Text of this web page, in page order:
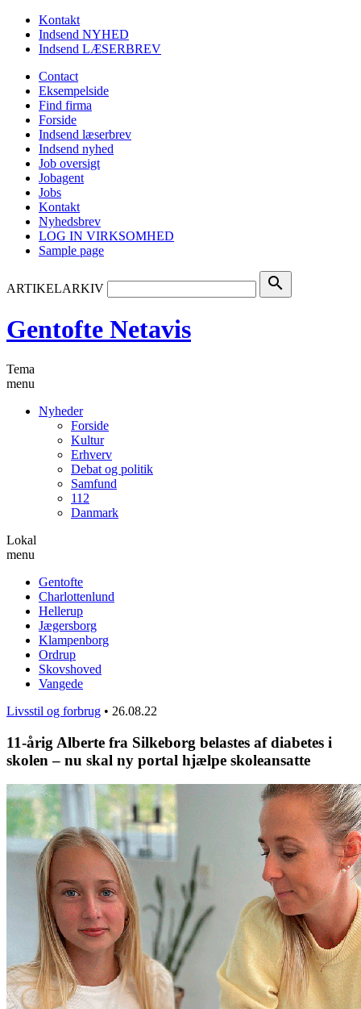
Kontakt
Indsend NYHED
Indsend LÆSERBREV
Contact
Eksempelside
Find firma
Forside
Indsend læserbrev
Indsend nyhed
Job oversigt
Jobagent
Jobs
Kontakt
Nyhedsbrev
LOG IN VIRKSOMHED
Sample page
ARTIKELARKIV search
Gentofte Netavis
Tema
menu
Nyheder
Forside
Kultur
Erhverv
Debat og politik
Samfund
112
Danmark
Lokal
menu
Gentofte
Charlottenlund
Hellerup
Jægersborg
Klampenborg
Ordrup
Skovshoved
Vangede
Livsstil og forbrug • 26.08.22
11-årig Alberte fra Silkeborg belastes af diabetes i
skolen – nu skal ny portal hjælpe skoleansatte